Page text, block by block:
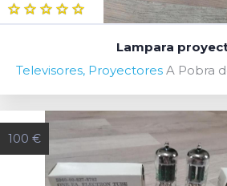
Lampara
Televisores, Proyectores A Pobra do
100 €